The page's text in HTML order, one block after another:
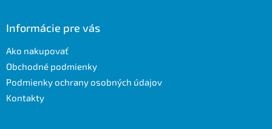
Informácie pre vás
Ako nakupovať
Obchodné podmienky
Podmienky ochrany osobných údajov
Kontakty